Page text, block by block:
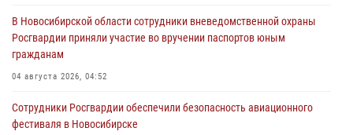
В Новосибирской области сотрудники вневедомственной охраны
Росгвардии приняли участие во вручении паспортов юным
гражданам
04 августа 2026, 04:52
Сотрудники Росгвардии обеспечили безопасность авиационного
фестиваля в Новосибирске